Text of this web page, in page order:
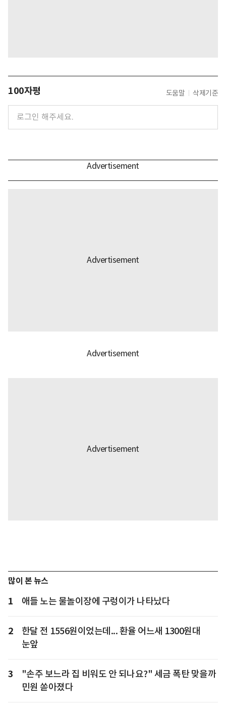
100자평 도움말 삭제기준
많이 본 뉴스
1 애들 노는 물놀이장에 구렁이가 나타났다
2
한달 전 1556원이었는데... 환율 어느새 1300원대
눈앞
3
"손주 보느라 집 비워도 안 되나요?" 세금 폭탄 맞을까
민원 쏟아졌다